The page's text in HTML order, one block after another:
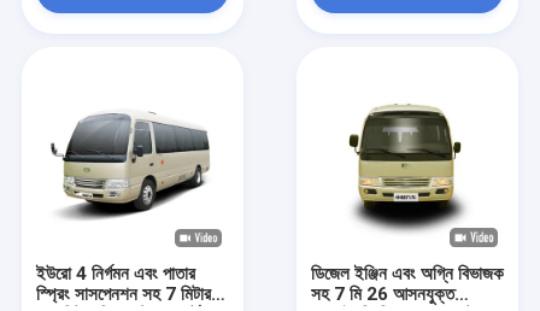
জেভ বাস
ইলেকট্রিক সিটি বাস
বিশুদ্ধ ইলেকট্রিক বাস
ইউরো 4 নির্গমন এবং পাতার
স্প্রিং সাসপেনশন সহ 7 মিটার
ডিজেল ইঞ্জিন এবং অগ্নি বিভাজক
সহ 7 মি 26 আসনযুক্ত